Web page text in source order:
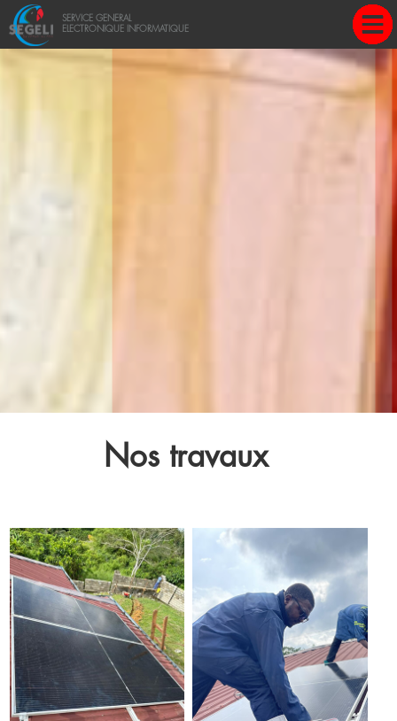
Une question?
+237 696 699 720 - 678 469 139
SERVICE GENERAL
ELECTRONIQUE INFORMATIQUE
Nos travaux